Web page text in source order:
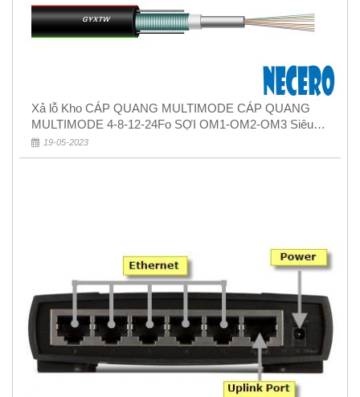
Xả lỗ Kho CÁP QUANG MULTIMODE CÁP QUANG
MULTIMODE 4-8-12-24Fo SỢI OM1-OM2-OM3 Siêu
Rẻ 5k
19-05-2023